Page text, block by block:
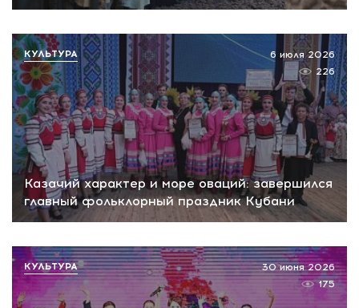
Казачий характер и море оваций: завершился
главный фольклорный праздник Кубани
6 июля 2026
226
КУЛЬТУРА
30 июня 2026
175
КУЛЬТУРА